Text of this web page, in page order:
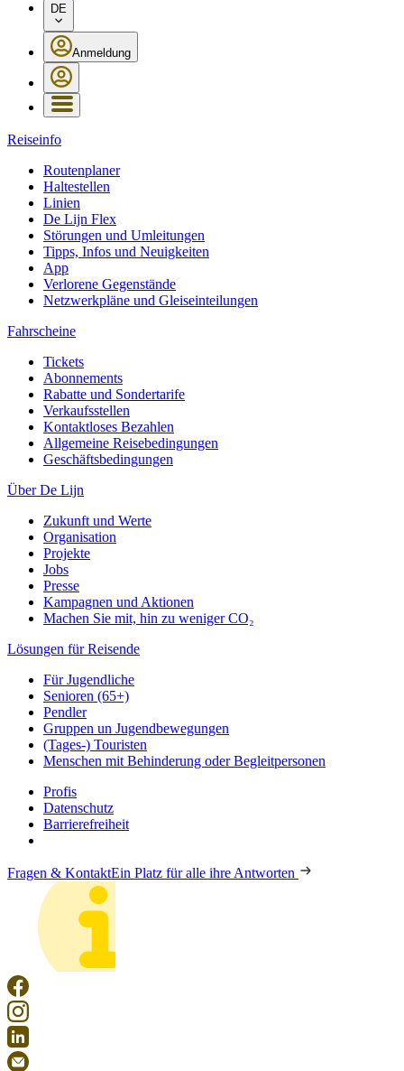
DE
Anmeldung
Reiseinfo
Routenplaner
Haltestellen
Linien
De Lijn Flex
Störungen und Umleitungen
Tipps, Infos und Neuigkeiten
App
Verlorene Gegenstände
Netzwerkpläne und Gleiseinteilungen
Fahrscheine
Tickets
Abonnements
Rabatte und Sondertarife
Verkaufsstellen
Kontaktloses Bezahlen
Allgemeine Reisebedingungen
Geschäftsbedingungen
Über De Lijn
Zukunft und Werte
Organisation
Projekte
Jobs
Presse
Kampagnen und Aktionen
Machen Sie mit, hin zu weniger CO₂
Lösungen für Reisende
Für Jugendliche
Senioren (65+)
Pendler
Gruppen un Jugendbewegungen
(Tages-) Touristen
Menschen mit Behinderung oder Begleitpersonen
Profis
Datenschutz
Barrierefreiheit
Fragen & KontaktEin Platz für alle ihre Antworten